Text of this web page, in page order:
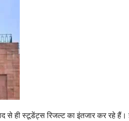
से ही स्टूडेंट्स रिजल्ट का इंतजार कर रहे